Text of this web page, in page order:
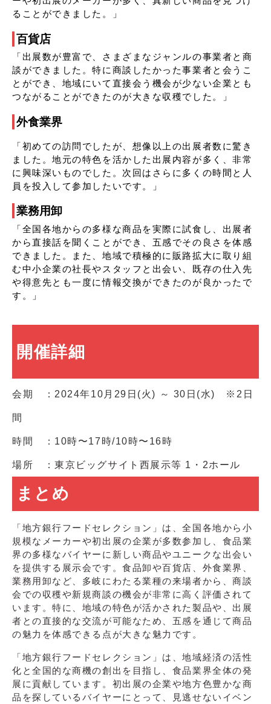
ることができました。」
百貨店
「出展数が豊富で、さまざまなジャンルの事業者と商
談ができました。特に商談したかった事業者と会うこ
とができ、地域にいて直接会う機会が少ない企業とも
つながることができたのが大きな収穫でした。」
外食業界
「初めての訪問でしたが、想像以上の出展者数に驚き
ました。地元の特色を活かした出展内容が多く、非常
に興味深いものでした。次回はさらに多くの時間と人
員を投入して参加したいです。」
業務用卸
「全国各地からの多様な商品を実際に試食し、出展者
から直接話を聞くことができ、五感でその良さを体感
できました。また、地域で積極的に販路拡大に取り組
む中小企業の社長やスタッフと出会い、既存の仕入先
や得意先とも一度に情報交換ができたのが良かったで
す。」
開催詳細
会期 ：2024年10月29日(火) ～ 30日(水) ※2日
間
時間 ：10時〜17時/10時〜16時
場所 ：東京ビッグサイト西展示等 1・2ホール
まとめ
「地方銀行フードセレクション」は、全国各地から小
規模なメーカーや初出展の企業が多数参加し、食品業
界の多様なバイヤーに新しい商品やユニークな出会い
を提供する展示会です。食品卸や百貨店、外食業界、
業務用卸など、多岐にわたる業種の来場者から、商談
会での収穫や新規商談の機会が非常に高く評価されて
います。特に、地域の特色が活かされた製品や、出展
者との直接的な交流が可能なため、五感を通じて商品
の魅力を体感できる点が大きな魅力です。
「地方銀行フードセレクション」は、地域経済の活性
化と全国的な商機の創出を目指し、食品業界全体の発
展に貢献しています。初出展の企業や地方色豊かな商
品を探しているバイヤーにとって、見逃せないイベン